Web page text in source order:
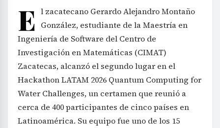
E l zacatecano Gerardo Alejandro Montaño
González, estudiante de la Maestría en
Ingeniería de Software del Centro de
Investigación en Matemáticas (CIMAT)
Zacatecas, alcanzó el segundo lugar en el
Hackathon LATAM 2026 Quantum Computing for
Water Challenges, un certamen que reunió a
cerca de 400 participantes de cinco países en
Latinoamérica. Su equipo fue uno de los 15